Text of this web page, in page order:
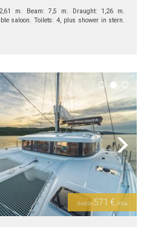
m. Beam: 7,5 m. Draught: 1,26 m.
saloon. Toilets: 4, plus shower in stern.
siehe Details >>
Next
desde 571 € /día